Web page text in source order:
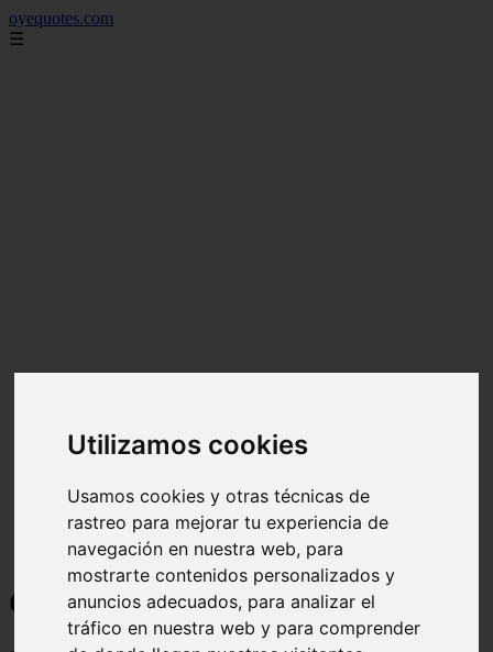
Utilizamos cookies
Usamos cookies y otras técnicas de
rastreo para mejorar tu experiencia de
navegación en nuestra web, para
mostrarte contenidos personalizados y
anuncios adecuados, para analizar el
tráfico en nuestra web y para comprender
oyequotes.com
☰
Curiosidades y Sabias que